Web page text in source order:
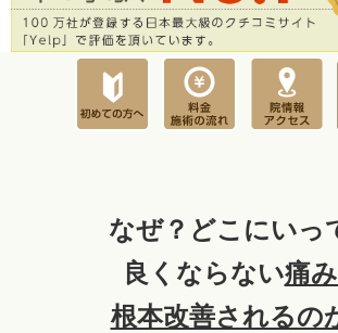
なぜ？どこにいっ
良くならない痛
根本改善されるの